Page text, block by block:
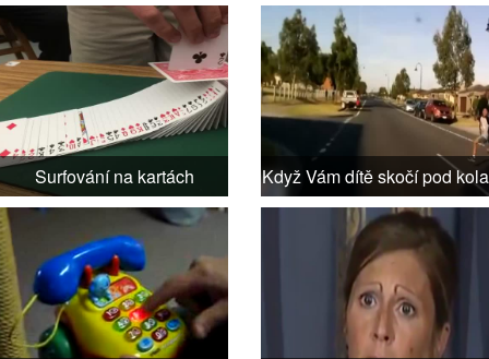
Surfování na kartách Když Vám dítě skočí pod kola